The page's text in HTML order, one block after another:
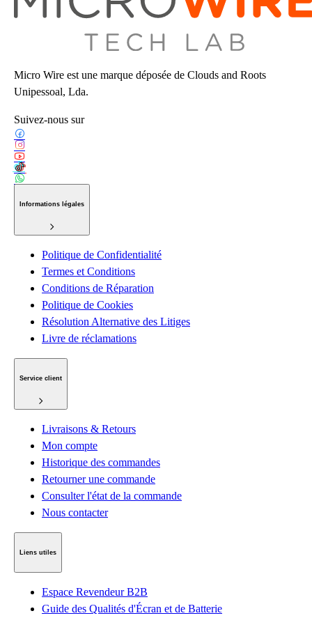
Micro Wire est une marque déposée de Clouds and Roots
Unipessoal, Lda.
Suivez-nous sur
Informations légales
Politique de Confidentialité
Termes et Conditions
Conditions de Réparation
Politique de Cookies
Résolution Alternative des Litiges
Livre de réclamations
Service client
Livraisons & Retours
Mon compte
Historique des commandes
Retourner une commande
Consulter l'état de la commande
Nous contacter
Liens utiles
Espace Revendeur B2B
Guide des Qualités d'Écran et de Batterie